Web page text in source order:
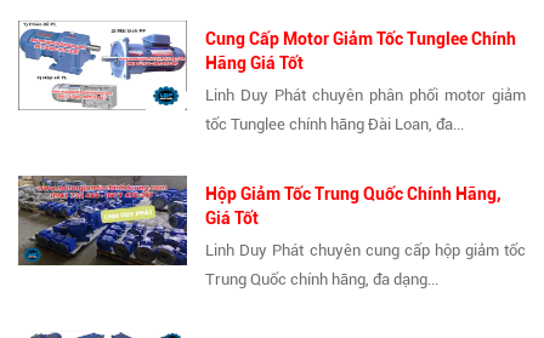
Cung Cấp Motor Giảm Tốc Tunglee Chính
Hãng Giá Tốt
Linh Duy Phát chuyên phân phối motor giảm
tốc Tunglee chính hãng Đài Loan, đa...
Hộp Giảm Tốc Trung Quốc Chính Hãng,
Giá Tốt
Linh Duy Phát chuyên cung cấp hộp giảm tốc
Trung Quốc chính hãng, đa dạng...